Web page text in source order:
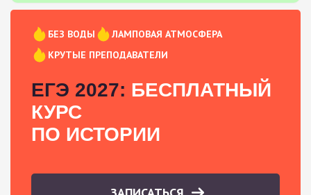
БЕЗ ВОДЫ
ЛАМПОВАЯ АТМОСФЕРА
КРУТЫЕ ПРЕПОДАВАТЕЛИ
ЕГЭ 2027: БЕСПЛАТНЫЙ
КУРС
ПО ИСТОРИИ